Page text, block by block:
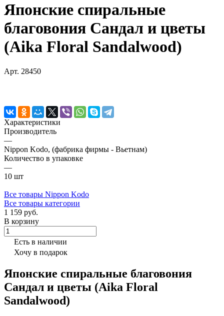
Японские спиральные
благовония Сандал и цветы
(Aika Floral Sandalwood)
Арт. 28450
Характеристики
Производитель
—
Nippon Kodo, (фабрика фирмы - Вьетнам)
Количество в упаковке
—
10 шт
Все товары Nippon Kodo
Все товары категории
1 159 руб.
В корзину
Есть в наличии
Хочу в подарок
Японские спиральные благовония
Сандал и цветы (Aika Floral
Sandalwood)